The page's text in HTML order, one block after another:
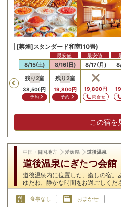
[禁煙]スタンダード和室(10畳)
Previous
円
8/15(土)
残り2室
38,500円
予約
8/16(日)
残り2室
19,800円
予約
最安値
8/17(月)
19,800円
問合せ
最安値
この宿を
中国・四国地方 愛媛県 道後温泉
道後温泉にぎたつ会館
道後温泉内に位置した、癒しの宿。
ゆだね、静かな時間をお過ごしくだ
食事なし おまかせ